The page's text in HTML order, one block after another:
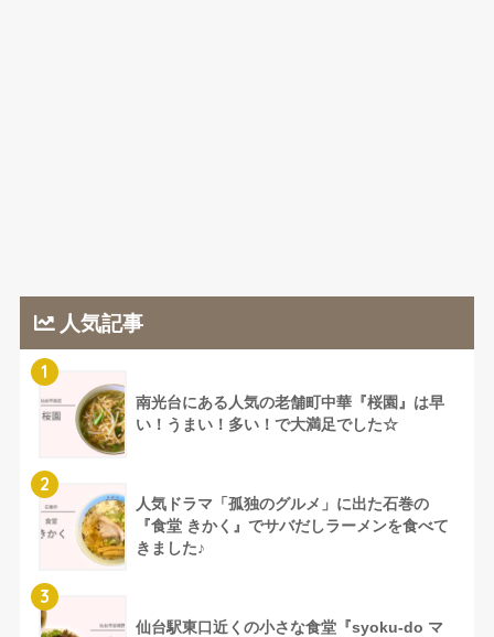
人気記事
1
南光台にある人気の老舗町中華『桜園』は早
い！うまい！多い！で大満足でした☆
2
人気ドラマ「孤独のグルメ」に出た石巻の
『食堂 きかく』でサバだしラーメンを食べて
きました♪
3
仙台駅東口近くの小さな食堂『syoku-do マ